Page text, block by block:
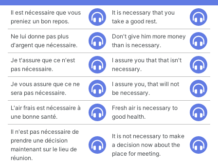
Il est nécessaire que vous
preniez un bon repos.
It is necessary that you
take a good rest.
Ne lui donne pas plus
d'argent que nécessaire.
Don't give him more money
than is necessary.
Je t'assure que ce n'est
pas nécessaire.
I assure you that that isn't
necessary.
Je vous assure que ce ne
sera pas nécessaire.
I assure you, that will not
be necessary.
L'air frais est nécessaire à
une bonne santé.
Fresh air is necessary to
good health.
Il n'est pas nécessaire de
prendre une décision
maintenant sur le lieu de
réunion.
It is not necessary to make
a decision now about the
place for meeting.